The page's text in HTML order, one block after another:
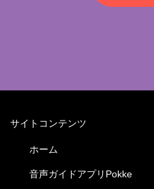
サイトコンテンツ
ホーム
音声ガイドアプリPokke